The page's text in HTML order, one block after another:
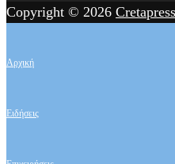
Copyright © 2026 Cretapress
Αρχική
Ειδήσεις